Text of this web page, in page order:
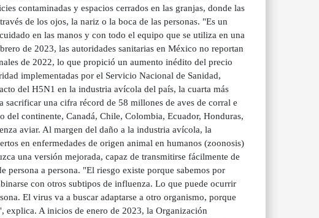
contaminadas y espacios cerrados en las granjas, donde las
de los ojos, la nariz o la boca de las personas. "Es un
en las manos y con todo el equipo que se utiliza en una
de 2023, las autoridades sanitarias en México no reportan
de 2022, lo que propició un aumento inédito del precio
implementadas por el Servicio Nacional de Sanidad,
del H5N1 en la industria avícola del país, la cuarta más
una cifra récord de 58 millones de aves de corral e
continente, Canadá, Chile, Colombia, Ecuador, Honduras,
aviar. Al margen del daño a la industria avícola, la
en enfermedades de origen animal en humanos (zoonosis)
una versión mejorada, capaz de transmitirse fácilmente de
persona a persona. "El riesgo existe porque sabemos por
con otros subtipos de influenza. Lo que puede ocurrir
El virus va a buscar adaptarse a otro organismo, porque
explica. A inicios de enero de 2023, la Organización